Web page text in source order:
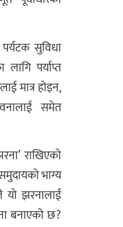
सुविधा
पर्याप्त
मात्र होइन,
समेत
राखिएको
भाग्य
झरनालाई
बनाएको छ?